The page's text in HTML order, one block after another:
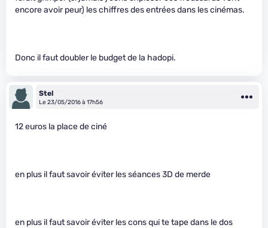
encore avoir peur) les chiffres des entrées dans les cinémas.
Donc il faut doubler le budget de la hadopi.
Stel
Le 23/05/2016 à 17h56
12 euros la place de ciné
en plus il faut savoir éviter les séances 3D de merde
en plus il faut savoir éviter les cons qui te tape dans le dos